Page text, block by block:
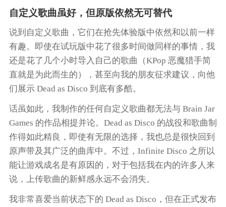
自定义歌曲虽好，但原版依然无可替代
说到自定义歌曲，它们在抢先体验版中依然和以前一样
有趣。即使在试玩版中花了很多时间做同样的事情，我
还是花了几个小时导入自己的歌曲（KPop 恶魔猎手简
直就是为此而生的），甚至向我的朋友征求建议，向他
们展示 Dead as Disco 到底有多酷。
话虽如此，我制作的任何自定义歌曲都无法与 Brain Jar
Games 的作品相提并论。 Dead as Disco 的战役和歌曲制
作得如此精良，即使有无限的选择，我也总是很快回到
原声带及其广泛的曲库中。不过，Infinite Disco 之所以
能让游戏成名是有原因的，对于包括我在内的许多人来
说，上传歌曲的新鲜感永远不会消失。
我非常喜爱当前状态下的 Dead as Disco ，但在正式发布